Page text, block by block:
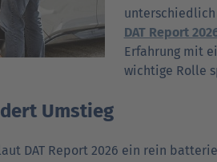
unter­schied­lich
DAT Report
Erfahr­ung mit
wichtige Rolle
Umstieg
DAT Report 2026 ein rein